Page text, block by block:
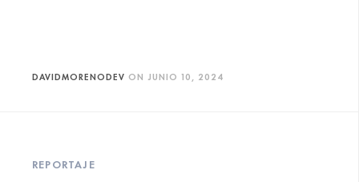
DAVIDMORENODEV ON JUNIO 10, 2024
REPORTAJE